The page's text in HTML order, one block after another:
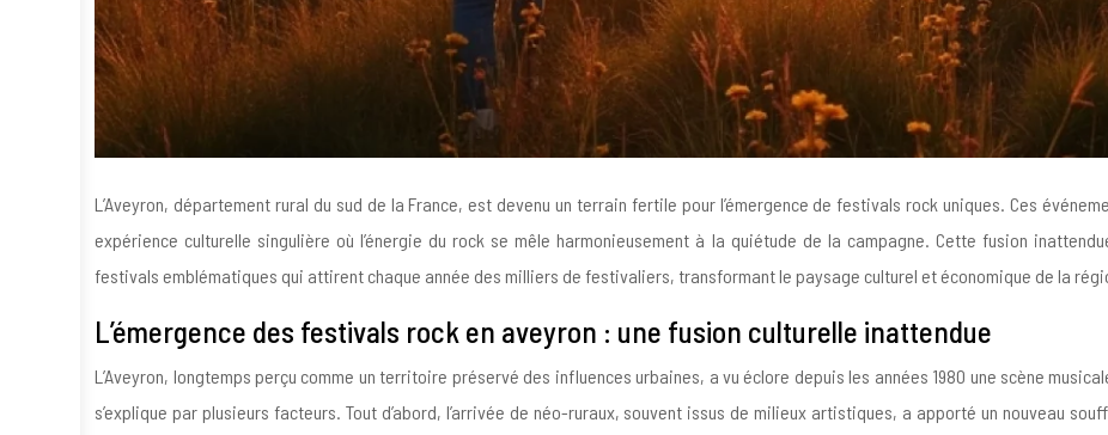
L’Aveyron, département rural du sud de la France, est devenu un terrain fertile pour l’émergence de festivals rock uniques. Ces
expérience culturelle singulière où l’énergie du rock se mêle harmonieusement à la quiétude de la campagne. Cette fusion
festivals emblématiques qui attirent chaque année des milliers de festivaliers, transformant le paysage culturel et économique de la
L’émergence des festivals rock en aveyron : une fusion culturelle inattendue
L’Aveyron, longtemps perçu comme un territoire préservé des influences urbaines, a vu éclore depuis les années 1980 une scène
s’explique par plusieurs facteurs. Tout d’abord, l’arrivée de néo-ruraux, souvent issus de milieux artistiques, a apporté un nouveau